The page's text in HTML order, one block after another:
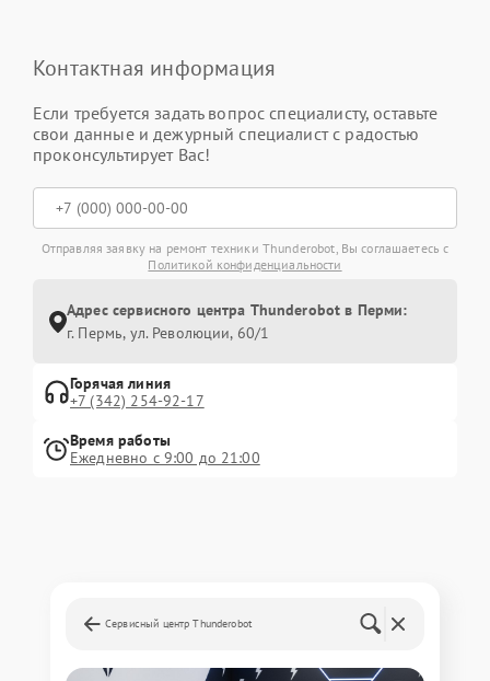
Контактная информация
Если требуется задать вопрос специалисту, оставьте
свои данные и дежурный специалист с радостью
проконсультирует Вас!
Отправляя заявку на ремонт техники Thunderobot, Вы соглашаетесь с
Политикой конфиденциальности
Адрес сервисного центра Thunderobot в Перми:
г. Пермь, ул. ​Революции, 60/1
Горячая линия
+7 (342) 254-92-17
Время работы
Ежедневно с 9:00 до 21:00
Сервисный центр Thunderobot